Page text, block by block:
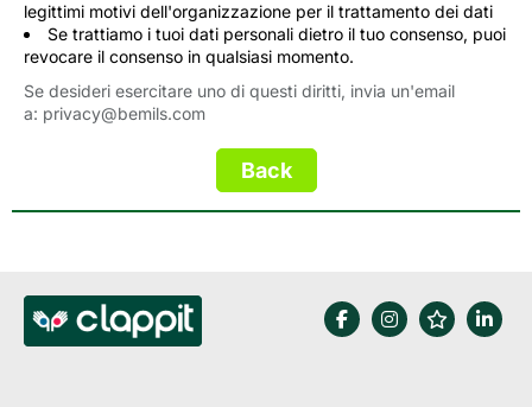
legittimi motivi dell'organizzazione per il trattamento dei dati
Se trattiamo i tuoi dati personali dietro il tuo consenso, puoi
revocare il consenso in qualsiasi momento.
Se desideri esercitare uno di questi diritti, invia un'email
a: privacy@bemils.com